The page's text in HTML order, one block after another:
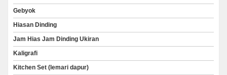
Gebyok
Hiasan Dinding
Jam Hias Jam Dinding Ukiran
Kaligrafi
Kitchen Set (lemari dapur)